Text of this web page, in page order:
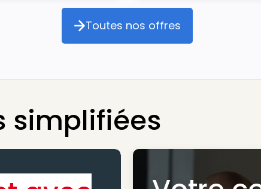
Toutes nos offres
Toutes nos offres
simplifiées